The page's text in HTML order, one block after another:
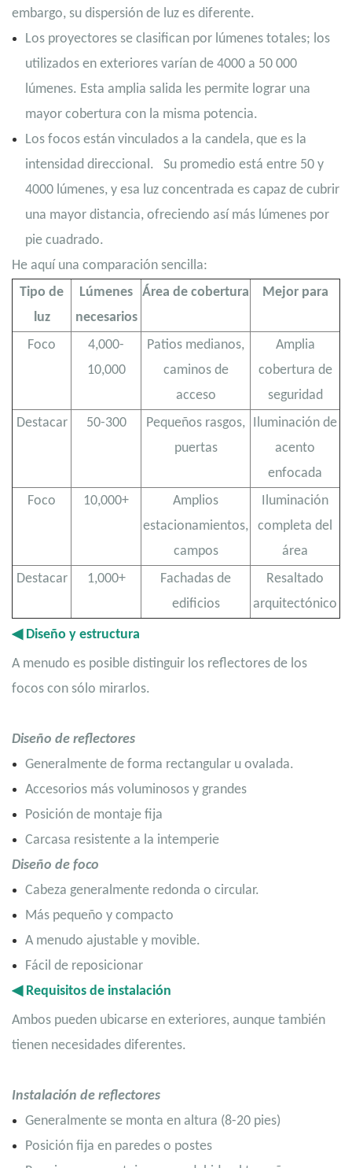
embargo, su dispersión de luz es diferente.
Los proyectores se clasifican por lúmenes totales; los
utilizados en exteriores varían de 4000 a 50 000
lúmenes. Esta amplia salida les permite lograr una
mayor cobertura con la misma potencia.
Los focos están vinculados a la candela, que es la
intensidad direccional.
Su promedio está entre 50 y
4000 lúmenes, y esa luz concentrada es capaz de cubrir
una mayor distancia, ofreciendo así más lúmenes por
pie cuadrado.
He aquí una comparación sencilla:
Tipo de
luz
Lúmenes
necesarios
Área de cobertura Mejor para
Foco
4,000-
10,000
Patios medianos,
caminos de
acceso
Amplia
cobertura de
seguridad
Destacar
50-300
Pequeños rasgos,
puertas
Iluminación de
acento
enfocada
Foco
10,000+
Amplios
estacionamientos,
campos
Iluminación
completa del
área
Destacar
1,000+
Fachadas de
edificios
Resaltado
arquitectónico
◀ Diseño y estructura
A menudo es posible distinguir los reflectores de los
focos con sólo mirarlos.
Diseño de reflectores
Generalmente de forma rectangular u ovalada.
Accesorios más voluminosos y grandes
Posición de montaje fija
Carcasa resistente a la intemperie
Diseño de foco
Cabeza generalmente redonda o circular.
Más pequeño y compacto
A menudo ajustable y movible.
Fácil de reposicionar
◀ Requisitos de instalación
Ambos pueden ubicarse en exteriores, aunque también
tienen necesidades diferentes.
Instalación de reflectores
Generalmente se monta en altura (8-20 pies)
Posición fija en paredes o postes